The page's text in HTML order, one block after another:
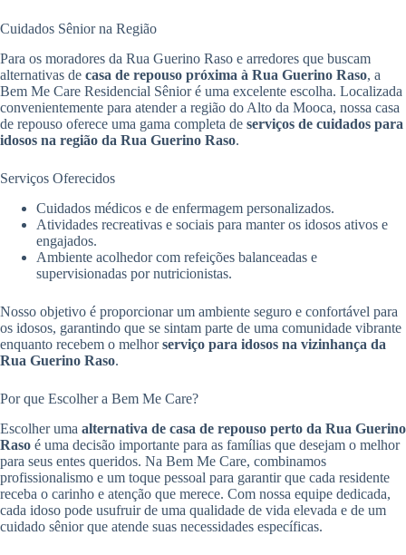
Cuidados Sênior na Região
Para os moradores da Rua Guerino Raso e arredores que buscam
alternativas de casa de repouso próxima à Rua Guerino Raso, a
Bem Me Care Residencial Sênior é uma excelente escolha. Localizada
convenientemente para atender a região do Alto da Mooca, nossa casa
de repouso oferece uma gama completa de serviços de cuidados para
idosos na região da Rua Guerino Raso.
Serviços Oferecidos
Cuidados médicos e de enfermagem personalizados.
Atividades recreativas e sociais para manter os idosos ativos e
engajados.
Ambiente acolhedor com refeições balanceadas e
supervisionadas por nutricionistas.
Nosso objetivo é proporcionar um ambiente seguro e confortável para
os idosos, garantindo que se sintam parte de uma comunidade vibrante
enquanto recebem o melhorserviço para idosos na vizinhança da
Rua Guerino Raso.
Por que Escolher a Bem Me Care?
Escolher uma alternativa de casa de repouso perto da Rua Guerino
Raso é uma decisão importante para as famílias que desejam o melhor
para seus entes queridos. Na Bem Me Care, combinamos
profissionalismo e um toque pessoal para garantir que cada residente
receba o carinho e atenção que merece. Com nossa equipe dedicada,
cada idoso pode usufruir de uma qualidade de vida elevada e de um
cuidado sênior que atende suas necessidades específicas.